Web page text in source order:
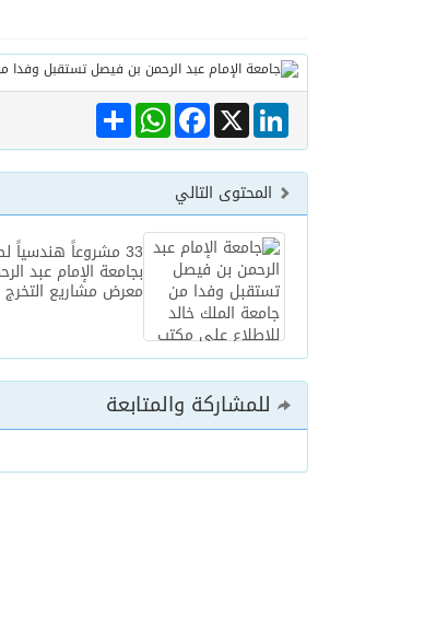
Share
WhatsAppFacebook X
LinkedIn
المحتوى التالي
33 مشروعاً هندسياً
بجامعة الإمام عبد
معرض مشاريع التخرج
للمشاركة والمتابعة